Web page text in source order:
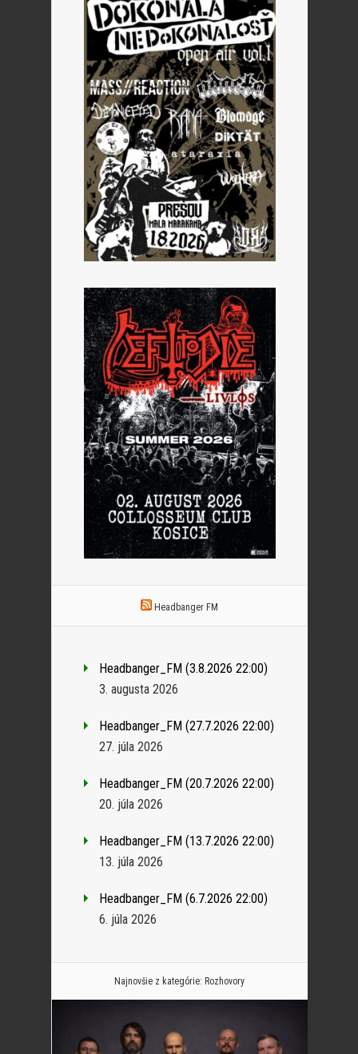
Headbanger FM
Headbanger_FM (3.8.2026 22:00)
3. augusta 2026
Headbanger_FM (27.7.2026 22:00)
27. júla 2026
Headbanger_FM (20.7.2026 22:00)
20. júla 2026
Headbanger_FM (13.7.2026 22:00)
13. júla 2026
Headbanger_FM (6.7.2026 22:00)
6. júla 2026
Najnovšie z kategórie: Rozhovory